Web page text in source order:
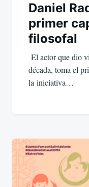
Daniel
primer
filosofal
El actor que dio
década, toma el
la iniciativa…